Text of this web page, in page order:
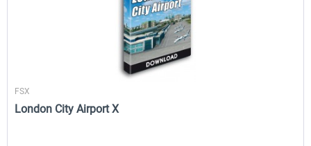
Aerosoft
FSX
London City Airport X